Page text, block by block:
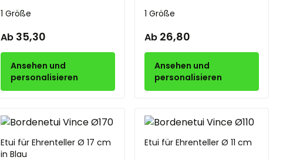
1 Größe
Ab 35,30
Ansehen und
personalisieren
1 Größe
Ab 26,80
Ansehen und
personalisieren
Etui für Ehrenteller Ø 17 cm
in Blau
Etui für Ehrenteller Ø 11 cm